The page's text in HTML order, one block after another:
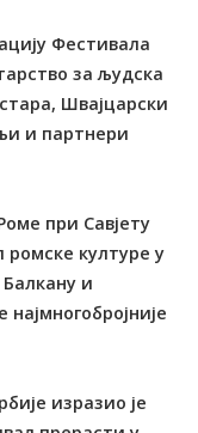
Фестивала
за људска
Швајцарски
и партнери
при Савјету
ромске културе у
и
изразио је